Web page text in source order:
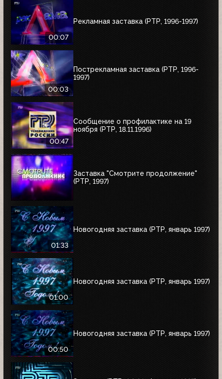
00:07
Рекламная заставка (РТР, 1996-1997)
00:03
Пострекламная заставка (РТР, 1996-
1997)
00:47
Сообщение о профилактике на 19
ноября (РТР, 18.11.1996)
Заставка "Смотрите продолжение"
(РТР, 1997)
01:33
Новогодняя заставка (РТР, январь 1997)
01:00
Новогодняя заставка (РТР, январь 1997)
00:50
Новогодняя заставка (РТР, январь 1997)